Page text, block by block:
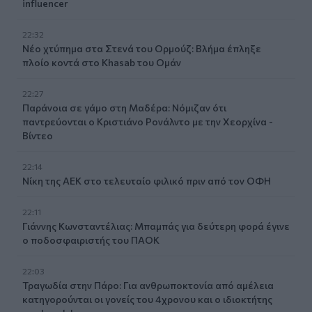
influencer
22:32
Νέο χτύπημα στα Στενά του Ορμούζ: Βλήμα έπληξε
πλοίο κοντά στο Khasab του Ομάν
22:27
Παράνοια σε γάμο στη Μαδέρα: Νόμιζαν ότι
παντρεύονται ο Κριστιάνο Ρονάλντο με την Χεορχίνα -
Βίντεο
22:14
Nίκη της ΑΕΚ στο τελευταίο φιλικό πριν από τον ΟΦΗ
22:11
Γιάννης Κωνσταντέλιας: Μπαμπάς για δεύτερη φορά έγινε
ο ποδοσφαιριστής του ΠΑΟΚ
22:03
Τραγωδία στην Πάρο: Για ανθρωποκτονία από αμέλεια
κατηγορούνται οι γονείς του 4χρονου και ο ιδιοκτήτης